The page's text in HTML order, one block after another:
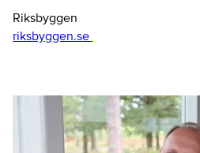
Riksbyggen
riksbyggen.se